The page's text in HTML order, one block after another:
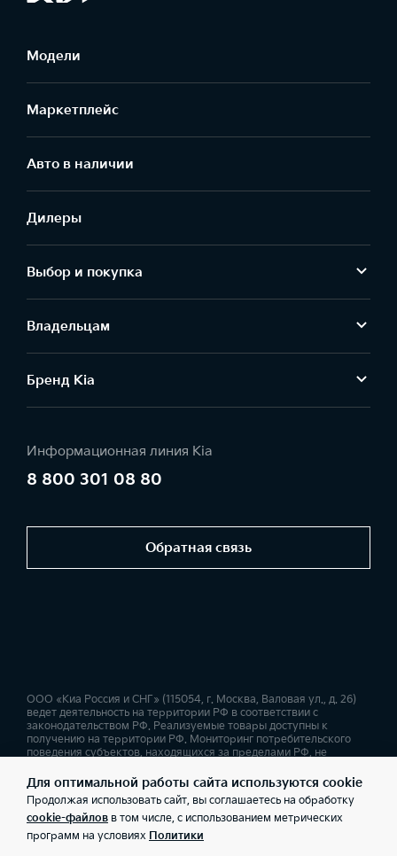
Модели
Маркетплейс
Aвто в наличии
Дилеры
Выбор и покупка
Владельцам
Бренд Kia
Информационная линия Kia
8 800 301 08 80
ООО «Киа Россия и СНГ» (115054, г. Москва, Валовая ул., д. 26)
ведет деятельность на территории РФ в соответствии с
законодательством РФ. Реализуемые товары доступны к
получению на территории РФ. Мониторинг потребительского
поведения субъектов, находящихся за пределами РФ, не
комплектациях и их наличии, ценах, возможных выгодах и
условиях приобретения доступна у дилеров Kia. Товар
сертифицирован. Не является публичной офертой.
Обратная связь
Правовая информация
Обработка персональных данных
Для оптимальной работы сайта используются cookie
Продолжая использовать сайт, вы соглашаетесь на обработку
cookie-файлов в том числе, с использованием метрических
программ на условиях Политики